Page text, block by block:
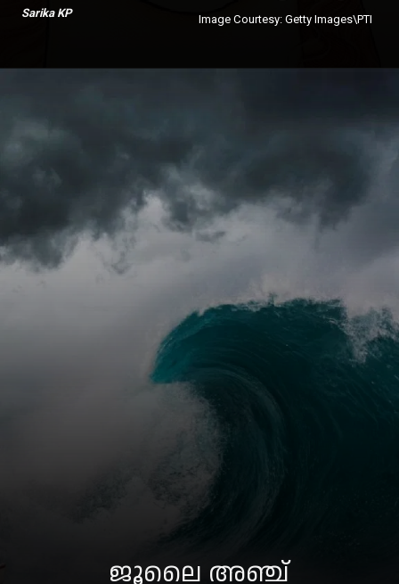
Sarika KP Image Courtesy: Getty Images\PTI
ജൂലൈ അഞ്ച്